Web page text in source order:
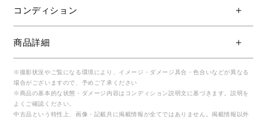
コンディション
商品詳細
※撮影状況やご覧になる環境により、イメージ・ダメージ具合・色合いなどが異なる
場合がございますので、予めご了承ください
※商品の基本的な状態・ダメージ内容はコンディション説明文に基づきます。説明を
よくご確認ください。
中古品という特性上、画像・記載共に掲載情報が全てではありません。掲載情報以外